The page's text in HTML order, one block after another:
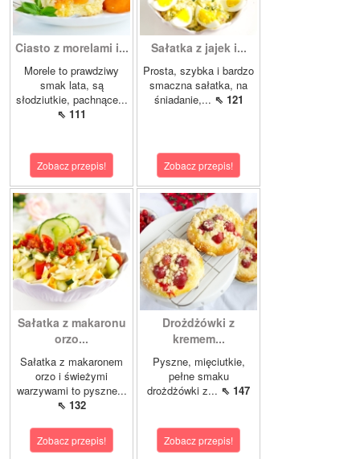
Ciasto z morelami i...
Morele to prawdziwy
smak lata, są
słodziutkie, pachnące...
⇖ 111
Zobacz przepis!
Sałatka z jajek i...
Prosta, szybka i bardzo
smaczna sałatka, na
śniadanie,... ⇖ 121
Zobacz przepis!
Sałatka z makaronu
orzo...
Sałatka z makaronem
orzo i świeżymi
warzywami to pyszne...
⇖ 132
Zobacz przepis!
Drożdżówki z
kremem...
Pyszne, mięciutkie,
pełne smaku
drożdżówki z... ⇖ 147
Zobacz przepis!